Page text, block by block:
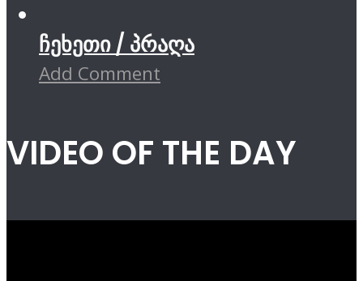
ჩეხეთი / პრაღა
Add Comment
VIDEO OF THE DAY